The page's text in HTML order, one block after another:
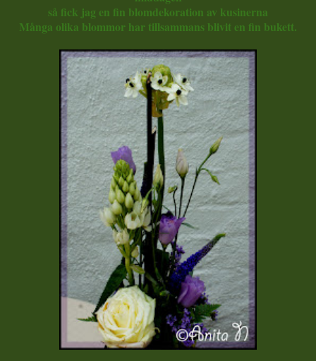
så fick jag en fin blomdekoration av kusinerna
Många olika blommor har tillsammans blivit en fin bukett.